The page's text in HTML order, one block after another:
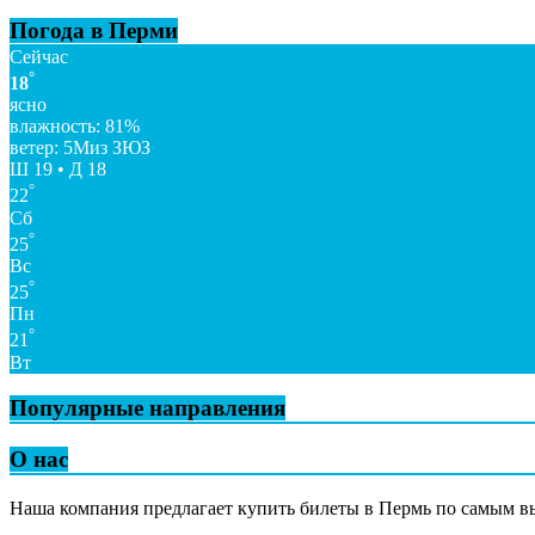
Погода в Перми
Сейчас
18°
ясно
влажность: 81%
ветер: 5Миз ЗЮЗ
Ш 19 • Д 18
22°
Сб
25°
Вс
25°
Пн
21°
Вт
Популярные направления
О нас
Наша компания предлагает купить билеты в Пермь по самым